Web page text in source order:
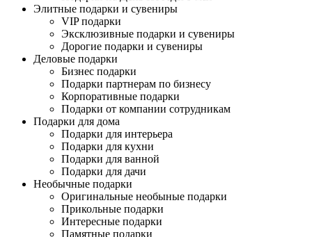
Элитные подарки и сувениры
VIP подарки
Эксклюзивные подарки и сувениры
Дорогие подарки и сувениры
Деловые подарки
Бизнес подарки
Подарки партнерам по бизнесу
Корпоративные подарки
Подарки от компании сотрудникам
Подарки для дома
Подарки для интерьера
Подарки для кухни
Подарки для ванной
Подарки для дачи
Необычные подарки
Оригинальные необыные подарки
Прикольные подарки
Интересные подарки
Памятные подарки